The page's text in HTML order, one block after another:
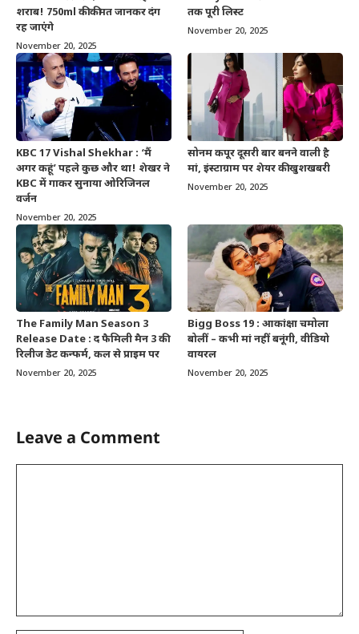
शराब! 750ml की कीमत जानकर दंग
रह जाएंगे
November 20, 2025
तक पूरी लिस्ट
November 20, 2025
KBC 17 Vishal Shekhar : ‘मैं
अगर कहूं’ पहले कुछ और था! शेखर ने
KBC में गाकर सुनाया ओरिजिनल
वर्जन
November 20, 2025
सोनम कपूर दूसरी बार बनने वाली है
मां, इंस्टाग्राम पर शेयर की खुशखबरी
November 20, 2025
The Family Man Season 3
Release Date : द फैमिली मैन 3 की
रिलीज डेट कन्फर्म, कल से प्राइम पर
November 20, 2025
Bigg Boss 19 : आकांक्षा चमोला
बोलीं – कभी मां नहीं बनूंगी, वीडियो
वायरल
November 20, 2025
Leave a Comment